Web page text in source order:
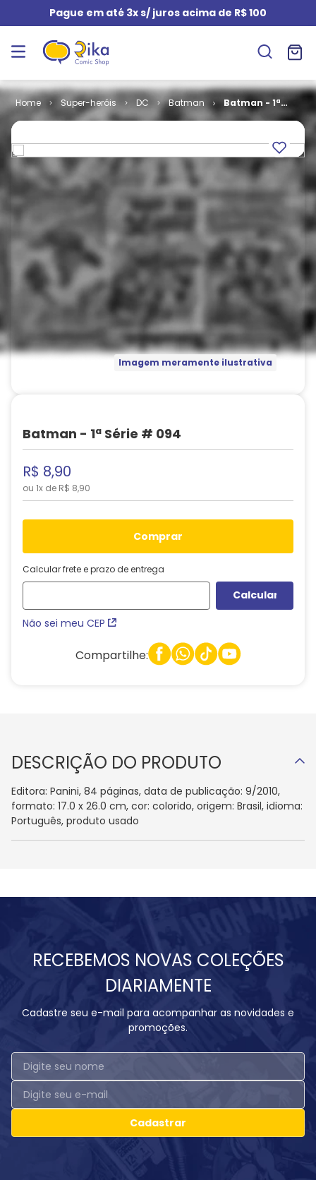
Pague em até 3x s/ juros acima de R$ 100
Super-heróis DC Batman
Batman - 1ª
Série # 094
Imagem meramente ilustrativa
Batman - 1ª Série # 094
R$ 8,90
ou 1x de R$ 8,90
comprar
Calcular frete e prazo de entrega
Não sei meu CEP
Compartilhe:
DESCRIÇÃO DO PRODUTO
Editora: Panini, 84 páginas, data de publicação: 9/2010,
formato: 17.0 x 26.0 cm, cor: colorido, origem: Brasil, idioma:
Português, produto usado
RECEBEMOS NOVAS COLEÇÕES
DIARIAMENTE
Cadastre seu e-mail para acompanhar as novidades e
promoções.
Cadastrar